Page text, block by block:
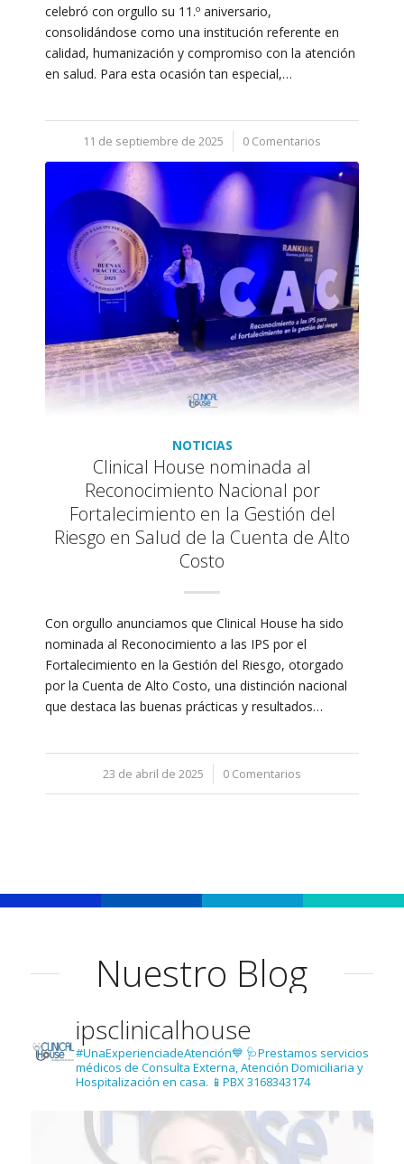
celebró con orgullo su 11.º aniversario,
consolidándose como una institución referente en
calidad, humanización y compromiso con la atención
en salud. Para esta ocasión tan especial,…
11 de septiembre de 2025
/ 0 Comentarios
NOTICIAS
Clinical House nominada al
Reconocimiento Nacional por
Fortalecimiento en la Gestión del
Riesgo en Salud de la Cuenta de Alto
Costo
Con orgullo anunciamos que Clinical House ha sido
nominada al Reconocimiento a las IPS por el
Fortalecimiento en la Gestión del Riesgo, otorgado
por la Cuenta de Alto Costo, una distinción nacional
que destaca las buenas prácticas y resultados…
23 de abril de 2025
/ 0 Comentarios
Nuestro Blog
ipsclinicalhouse
#UnaExperienciadeAtención💙 🩺Prestamos servicios
médicos de Consulta Externa, Atención Domiciliaria y
Hospitalización en casa. 📱PBX 3168343174